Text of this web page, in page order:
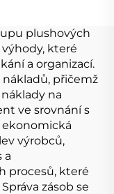
plushových
které
a organizací.
přičemž
na
ve srovnání s
výrobců,
a
procesů, které
zásob se